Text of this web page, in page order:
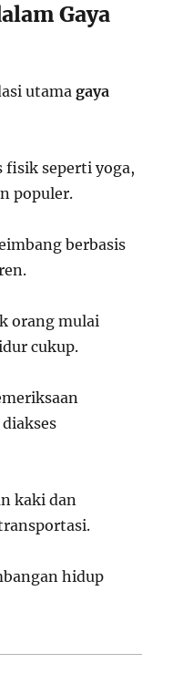
Gaya
utamagaya
seperti yoga,
populer.
berbasis
orang mulai
cukup.
kaki dan
hidup